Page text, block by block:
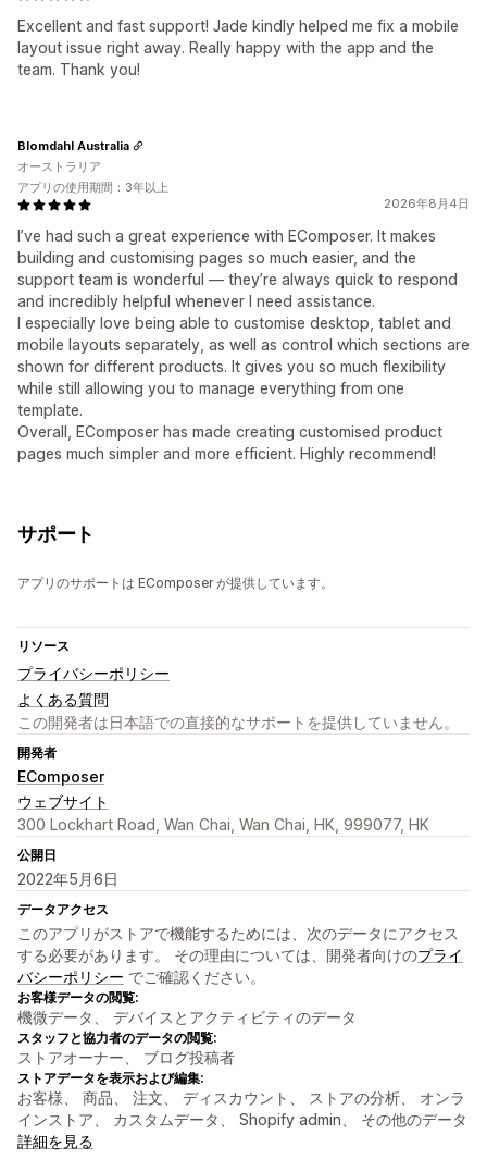
Excellent and fast support! Jade kindly helped me fix a mobile
layout issue right away. Really happy with the app and the
team. Thank you!
2026年8月4日
I’ve had such a great experience with EComposer. It makes
building and customising pages so much easier, and the
support team is wonderful — they’re always quick to respond
and incredibly helpful whenever I need assistance.
I especially love being able to customise desktop, tablet and
mobile layouts separately, as well as control which sections are
shown for different products. It gives you so much flexibility
while still allowing you to manage everything from one
template.
Overall, EComposer has made creating customised product
pages much simpler and more efficient. Highly recommend!
Blomdahl Australia
オーストラリア
アプリの使用期間：3年以上
サポート
アプリのサポートは EComposer が提供しています。
リソース
プライバシーポリシー
よくある質問
この開発者は日本語での直接的なサポートを提供していません。
開発者
EComposer
ウェブサイト
300 Lockhart Road, Wan Chai, Wan Chai, HK, 999077, HK
公開日
2022年5月6日
データアクセス
このアプリがストアで機能するためには、次のデータにアクセス
する必要があります。 その理由については、開発者向けのプライ
バシーポリシー でご確認ください。
お客様データの閲覧:
機微データ、 デバイスとアクティビティのデータ
スタッフと協力者のデータの閲覧:
ストアオーナー、 ブログ投稿者
ストアデータを表示および編集:
お客様、 商品、 注文、 ディスカウント、 ストアの分析、 オンラ
インストア、 カスタムデータ、 Shopify admin、 その他のデータ
詳細を見る